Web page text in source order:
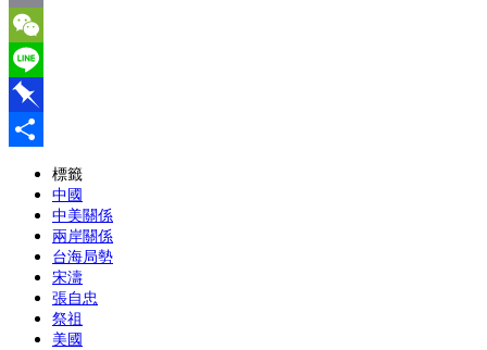
Email
WeChat
Line
Pinboard
標籤
中國
中美關係
兩岸關係
台海局勢
宋濤
張自忠
祭祖
美國